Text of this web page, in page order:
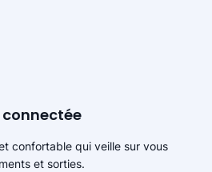
confortable qui veille sur vous
et sorties.